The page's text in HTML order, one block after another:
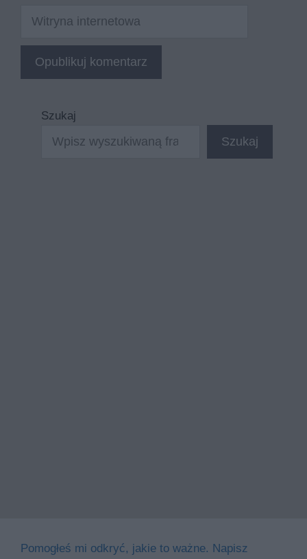
Witryna
Szukaj
Szukaj
Pomogłeś mi odkryć, jakie to ważne. Napisz